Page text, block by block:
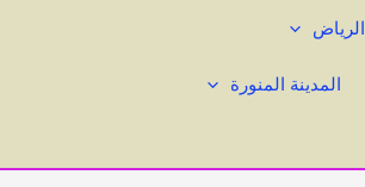
الرياض
المدينة المنورة